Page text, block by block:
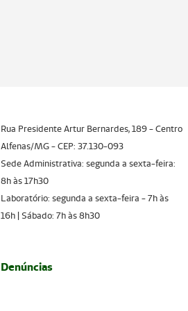
Rua Presidente Artur Bernardes, 189 - Centro
Alfenas/MG - CEP: 37.130-093
Sede Administrativa: segunda a sexta-feira:
8h às 17h30
Laboratório: segunda a sexta-feira - 7h às
16h | Sábado: 7h às 8h30
Denúncias